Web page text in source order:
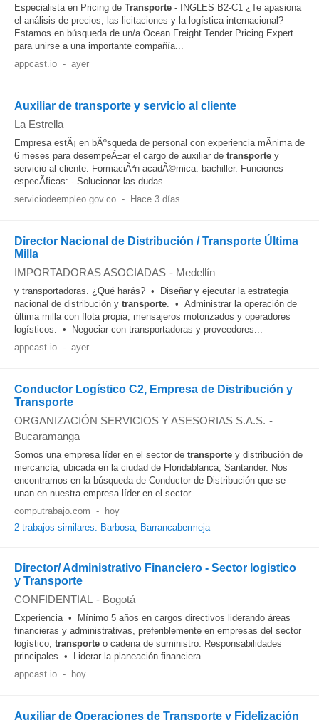
Especialista en Pricing de Transporte - INGLES B2-C1 ¿Te apasiona
el análisis de precios, las licitaciones y la logística internacional?
Estamos en búsqueda de un/a Ocean Freight Tender Pricing Expert
para unirse a una importante compañía...
appcast.io - ayer
Auxiliar de transporte y servicio al cliente
La Estrella
Empresa estÃ¡ en bÃºsqueda de personal con experiencia mÃ­nima de
6 meses para desempeÃ±ar el cargo de auxiliar de transporte y
servicio al cliente. FormaciÃ³n acadÃ©mica: bachiller. Funciones
especÃ­ficas: - Solucionar las dudas...
serviciodeempleo.gov.co - Hace 3 días
Director Nacional de Distribución / Transporte Última
Milla
IMPORTADORAS ASOCIADAS - Medellín
y transportadoras. ¿Qué harás? • Diseñar y ejecutar la estrategia
nacional de distribución y transporte. • Administrar la operación de
última milla con flota propia, mensajeros motorizados y operadores
logísticos. • Negociar con transportadoras y proveedores...
appcast.io - ayer
Conductor Logístico C2, Empresa de Distribución y
Transporte
ORGANIZACIÓN SERVICIOS Y ASESORIAS S.A.S. -
Bucaramanga
Somos una empresa líder en el sector de transporte y distribución de
mercancía, ubicada en la ciudad de Floridablanca, Santander. Nos
encontramos en la búsqueda de Conductor de Distribución que se
unan en nuestra empresa líder en el sector...
computrabajo.com -
hoy
2 trabajos similares: Barbosa, Barrancabermeja
Director/ Administrativo Financiero - Sector logistico
y Transporte
CONFIDENTIAL - Bogotá
Experiencia • Mínimo 5 años en cargos directivos liderando áreas
financieras y administrativas, preferiblemente en empresas del sector
logístico, transporte o cadena de suministro. Responsabilidades
principales • Liderar la planeación financiera...
appcast.io - hoy
Auxiliar de Operaciones de Transporte y Fidelización